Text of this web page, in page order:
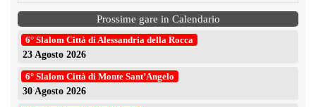
Prossime gare in Calendario
6° Slalom Città di Alessandria della Rocca
23 Agosto 2026
6° Slalom Città di Monte Sant’Angelo
30 Agosto 2026